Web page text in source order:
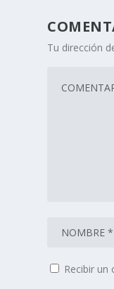
Tu dirección
Recibir